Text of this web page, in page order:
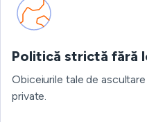
Politică strictă fără
Obiceiurile tale de
private.